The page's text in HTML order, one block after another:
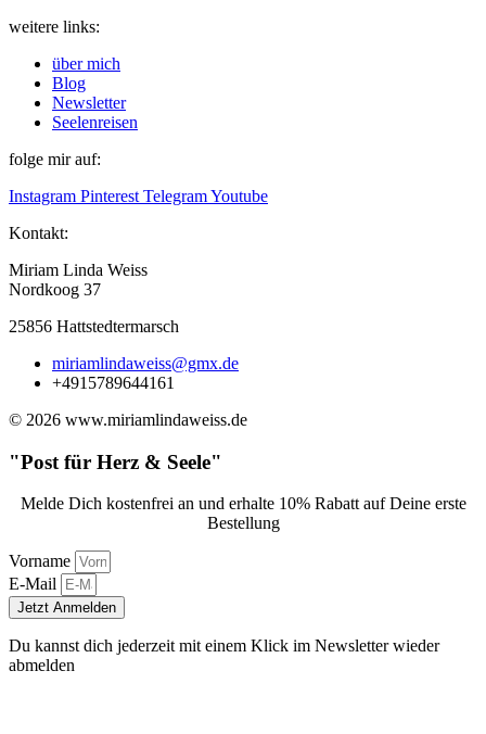
weitere links:
über mich
Blog
Newsletter
Seelenreisen
folge mir auf:
Instagram Pinterest TelegramYoutube
Kontakt:
Miriam Linda Weiss
Nordkoog 37
25856 Hattstedtermarsch
miriamlindaweiss@gmx.de
+4915789644161
© 2026 www.miriamlindaweiss.de
"Post für Herz & Seele"
Melde Dich kostenfrei an und erhalte 10% Rabatt auf Deine erste
Bestellung
Vorname
E-Mail
Jetzt Anmelden
Du kannst dich jederzeit mit einem Klick im Newsletter wieder
abmelden